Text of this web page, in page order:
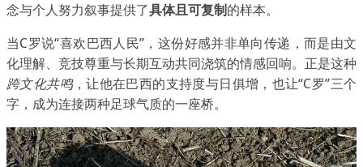
念与个人努力叙事提供了具体且可复制的样本。
当C罗说“喜欢巴西人民”，这份好感并非单向传递，而是由文
化理解、竞技尊重与长期互动共同浇筑的情感回响。正是这种
跨文化共鸣，让他在巴西的支持度与日俱增，也让“C罗”三个
字，成为连接两种足球气质的一座桥。